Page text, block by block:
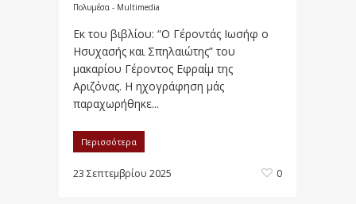
Πολυμέσα - Multimedia
Εκ του βιβλίου: “Ο Γέροντάς Ιωσήφ ο
Ησυχασής και Σπηλαιώτης” του
μακαρίου Γέροντος Εφραίμ της
Αριζόνας. Η ηχογράφηση μάς
παραχωρήθηκε...
Περισσότερα
23 Σεπτεμβρίου 2025 0